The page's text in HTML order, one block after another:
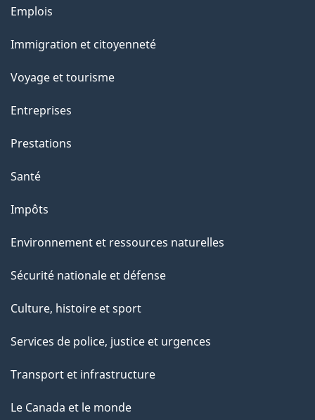
r
c
t
t
a
e
Thèmes
sujets
Emplois
Immigration et citoyenneté
Voyage et tourisme
Entreprises
Prestations
Santé
Impôts
Environnement et ressources naturelles
Sécurité nationale et défense
Culture, histoire et sport
Services de police, justice et urgences
Transport et infrastructure
Le Canada et le monde